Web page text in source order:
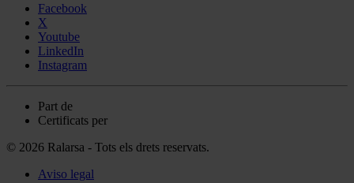
Facebook
X
Youtube
LinkedIn
Instagram
Part de
Certificats per
© 2026 Ralarsa - Tots els drets reservats.
Aviso legal